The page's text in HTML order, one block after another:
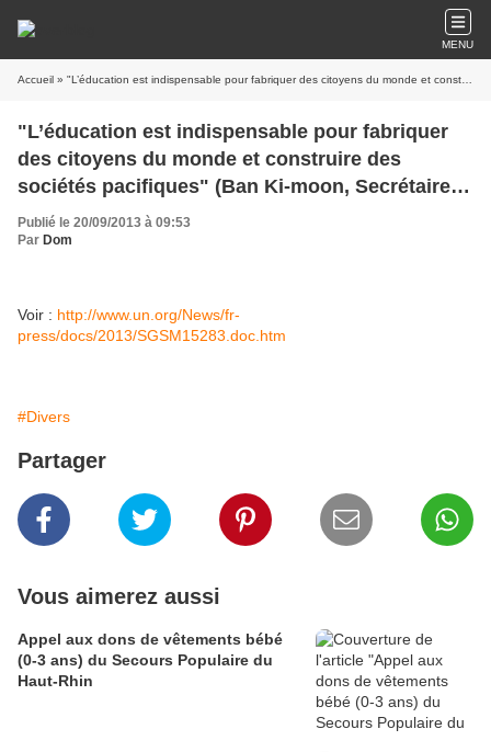
MENU
Accueil » "L’éducation est indispensable pour fabriquer des citoyens du monde et construire des sociétés pacifiques" (Ban Ki-moon, Secrétaire général de l’ONU)
"L’éducation est indispensable pour fabriquer
des citoyens du monde et construire des
sociétés pacifiques" (Ban Ki-moon, Secrétaire
général de l’ONU)
Publié le 20/09/2013 à 09:53
Par Dom
Voir : http://www.un.org/News/fr-
press/docs/2013/SGSM15283.doc.htm
#Divers
Partager
Vous aimerez aussi
Appel aux dons de vêtements bébé
(0-3 ans) du Secours Populaire du
Haut-Rhin